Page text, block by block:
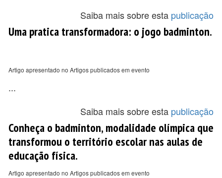
Saiba mais sobre esta publicação
Uma pratica transformadora: o jogo badminton.
Artigo apresentado no Artigos publicados em evento
...
Saiba mais sobre esta publicação
Conheça o badminton, modalidade olímpica que
transformou o território escolar nas aulas de
educação física.
Artigo apresentado no Artigos publicados em evento